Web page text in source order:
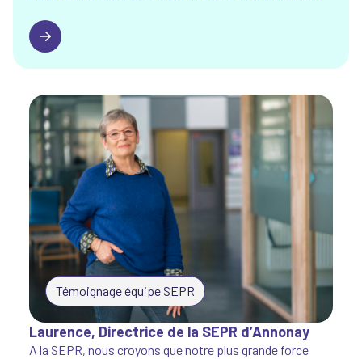
Romain, formateur ébéniste – gestionnaire d’atelier
Témoignage équipe SEPR
Laurence, Directrice de la SEPR d’Annonay
A la SEPR, nous croyons que notre plus grande force